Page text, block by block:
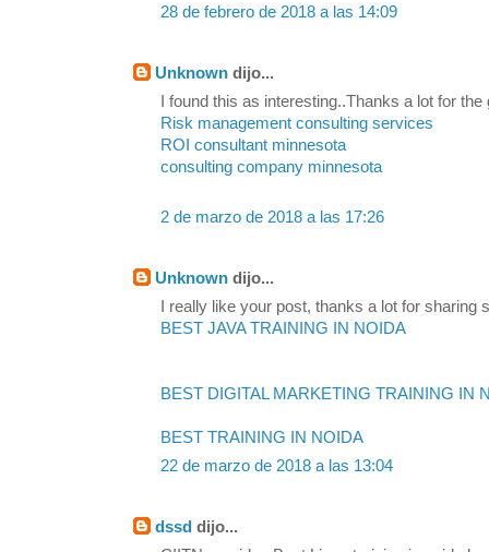
28 de febrero de 2018 a las 14:09
Unknown dijo...
I found this as interesting..Thanks a lot for
Risk management consulting services
ROI consultant minnesota
consulting company minnesota
2 de marzo de 2018 a las 17:26
Unknown dijo...
I really like your post, thanks a lot for sharing
BEST JAVA TRAINING IN NOIDA
BEST DIGITAL MARKETING TRAINING IN
BEST TRAINING IN NOIDA
22 de marzo de 2018 a las 13:04
dssd dijo...